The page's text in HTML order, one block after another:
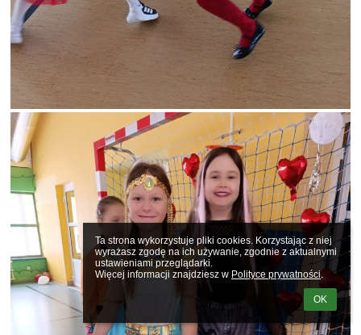
Ta strona wykorzystuje pliki cookies. Korzystając z niej
wyrażasz zgodę na ich używanie, zgodnie z aktualnymi
ustawieniami przeglądarki.
Więcej informacji znajdziesz w Polityce prywatności.
OK